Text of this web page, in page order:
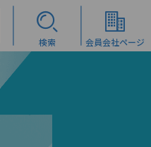
検索 会員会社ページ